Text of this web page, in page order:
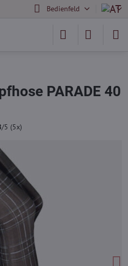
Bedienfeld
PARADE 40
/5 (5x)